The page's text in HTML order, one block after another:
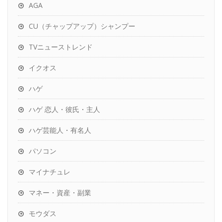
AGA
CU（チャップアップ）シャンプー
TVニューストレンド
イクオス
ハゲ
ハゲ 恋人・彼氏・主人
ハゲ芸能人・有名人
パソコン
マイナチュレ
マネー・資産・副業
モウダス